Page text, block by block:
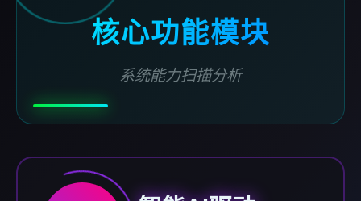
核心功能模块
系统能力扫描分析